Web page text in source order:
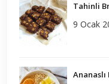
Tahinli
9 Ocak
Ananaslı